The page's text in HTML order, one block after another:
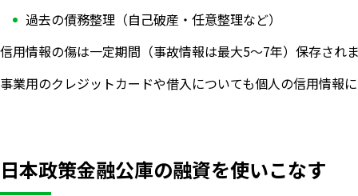
過去の債務整理（自己破産・任意整理など）
信用情報の傷は一定期間（事故情報は最大5〜7年）保存され
事業用のクレジットカードや借入についても個人の信用情報
日本政策金融公庫の融資を使いこなす